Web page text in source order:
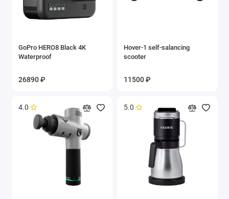
GoPro HERO8 Black 4K
Waterproof
26890 ₽
Hover-1 self-salancing
scooter
11500 ₽
4.0 5.0